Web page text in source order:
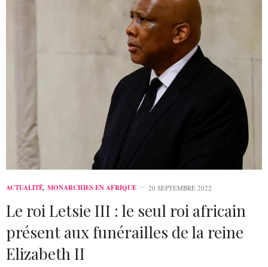
ACTUALITÉ, MONARCHIES EN AFRIQUE 20 SEPTEMBRE 2022
Le roi Letsie III : le seul roi africain
présent aux funérailles de la reine
Elizabeth II